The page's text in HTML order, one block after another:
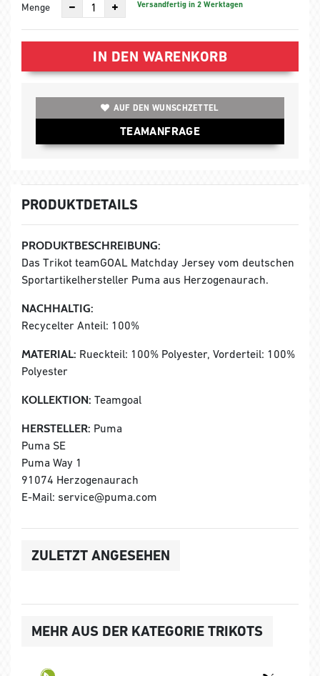
Menge Versandfertig in 2 Werktagen
IN DEN WARENKORB
AUF DEN WUNSCHZETTEL
TEAMANFRAGE
PRODUKTDETAILS
PRODUKTBESCHREIBUNG:
Das Trikot teamGOAL Matchday Jersey vom deutschen
Sportartikelhersteller Puma aus Herzogenaurach.
NACHHALTIG:
Recycelter Anteil: 100%
MATERIAL: Rueckteil: 100% Polyester, Vorderteil: 100%
Polyester
KOLLEKTION: Teamgoal
HERSTELLER: Puma
Puma SE
Puma Way 1
91074 Herzogenaurach
E-Mail: service@puma.com
ZULETZT ANGESEHEN
MEHR AUS DER KATEGORIE TRIKOTS